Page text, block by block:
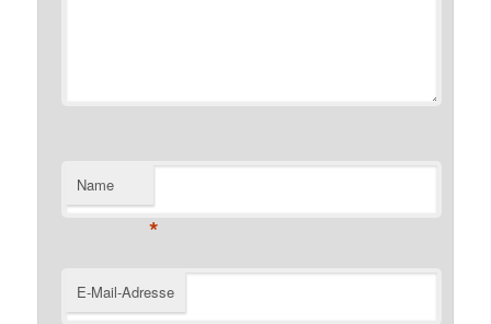
Name
*
E-Mail-Adresse